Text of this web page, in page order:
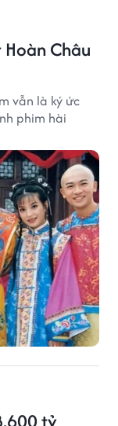
Châu
vẫn là ký ức
phim hài
tỷ